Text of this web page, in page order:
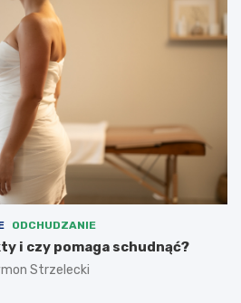
ODCHUDZANIE
i czy pomaga schudnąć?
Strzelecki